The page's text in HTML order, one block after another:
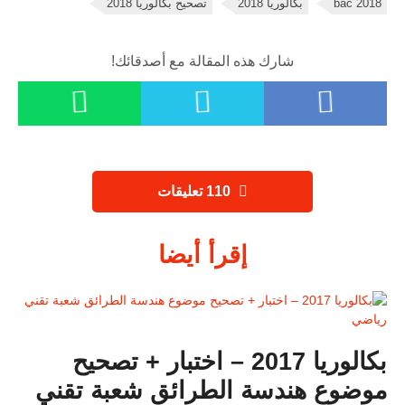
bac 2018 بكالوريا 2018 تصحيح بكالوريا 2018
شارك هذه المقالة مع أصدقائك!
‫110 تعليقات
إقرأ أيضا
بكالوريا 2017 – اختبار + تصحيح
موضوع هندسة الطرائق شعبة تقني